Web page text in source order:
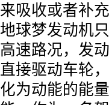
来吸收或者补
地球梦发动机
高速路况，发
直接驱动车轮
化为动能的能